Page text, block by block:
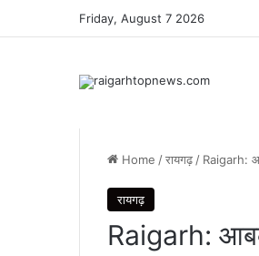
Friday, August 7 2026
Home /रायगढ़ / Raigarh:
रायगढ़
Raigarh: